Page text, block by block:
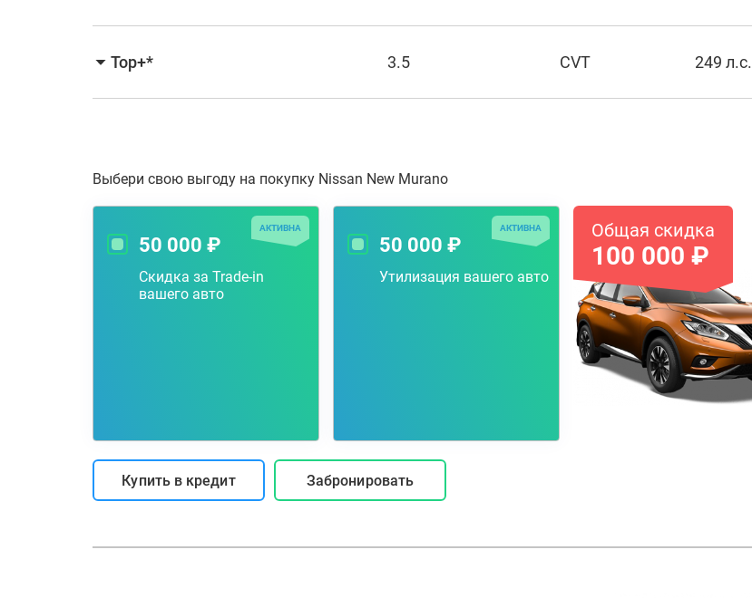
Top+* 3.5 CVT 249 л.с.
Выбери свою выгоду на покупку Nissan New Murano
50 000 ₽
Скидка за Trade-in
вашего авто
АКТИВНА
50 000 ₽
Утилизация вашего авто
АКТИВНА Общая скидка
100 000 ₽
Купить в кредит Забронировать